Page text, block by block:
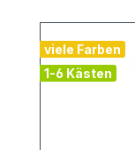
viele Farben
1-6 Kästen